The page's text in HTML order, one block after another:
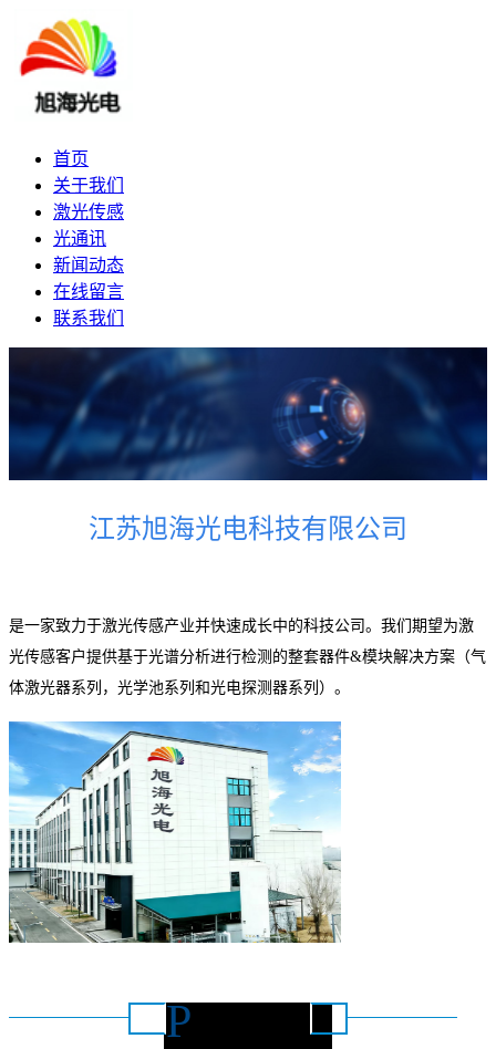
首页
关于我们
激光传感
光通讯
新闻动态
在线留言
联系我们
江苏旭海光电科技有限公司
是一家致力于激光传感产业并快速成长中的科技公司。我们期望为激
光传感客户提供基于光谱分析进行检测的整套器件&模块解决方案（气
体激光器系列，光学池系列和光电探测器系列）。
P